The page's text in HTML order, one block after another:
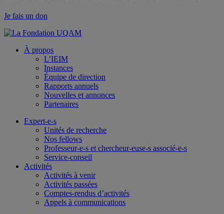
Je fais un don
À propos
L’IEIM
Instances
Équipe de direction
Rapports annuels
Nouvelles et annonces
Partenaires
Expert-e-s
Unités de recherche
Nos fellows
Professeur-e-s et chercheur-euse-s associé-e-s
Service-conseil
Activités
Activités à venir
Activités passées
Comptes-rendus d’activités
Appels à communications